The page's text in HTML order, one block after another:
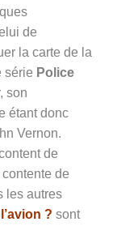
de
la carte de la
série Police
son
étant donc
Vernon.
de
de
les autres
? sont